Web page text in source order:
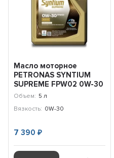
Масло моторное
PETRONAS SYNTIUM
SUPREME FPW02 0W-30
(5л) 71231M12EU
Объем: 5 л
Вязкость: 0W-30
7 390₽